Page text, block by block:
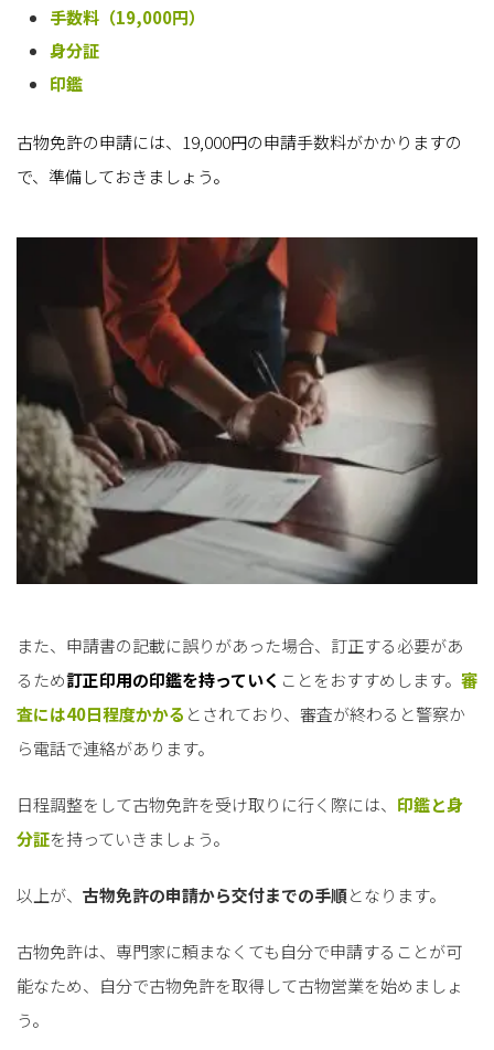
手数料（19,000円）
身分証
印鑑
古物免許の申請には、19,000円の申請手数料がかかりますの
で、準備しておきましょう。
また、申請書の記載に誤りがあった場合、訂正する必要があ
るため訂正印用の印鑑を持っていく ことをおすすめします。 審
査には40日程度かかる とされており、審査が終わると警察か
ら電話で連絡があります。
日程調整をして古物免許を受け取りに行く際には、 印鑑と身
分証を持っていきましょう。
以上が、 古物免許の申請から交付までの手順となります。
古物免許は、専門家に頼まなくても自分で申請することが可
能なため、自分で古物免許を取得して古物営業を始めましょ
う。